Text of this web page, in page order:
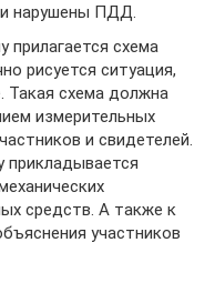
нарушены ПДД.
прилагается схема
рисуется ситуация,
Такая схема должна
измерительных
и свидетелей.
прикладывается
средств. А также к
участников